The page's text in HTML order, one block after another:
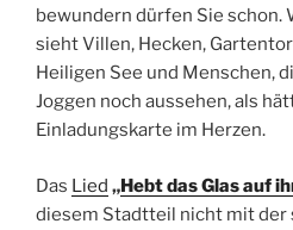
bewundern dürfen Sie schon.
sieht Villen, Hecken,
Heiligen See und Menschen,
Joggen noch aussehen, als
Einladungskarte im Herzen.
Das Lied „Hebt das Glas auf
diesem Stadtteil nicht mit der